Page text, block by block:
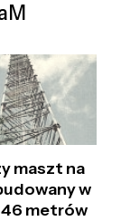
maszt na
w
metrów